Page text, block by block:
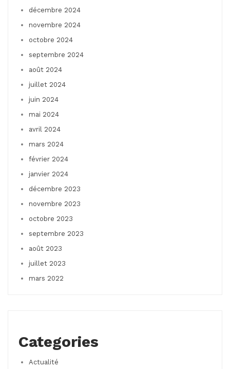
décembre 2024
novembre 2024
octobre 2024
septembre 2024
août 2024
juillet 2024
juin 2024
mai 2024
avril 2024
mars 2024
février 2024
janvier 2024
décembre 2023
novembre 2023
octobre 2023
septembre 2023
août 2023
juillet 2023
mars 2022
Categories
Actualité